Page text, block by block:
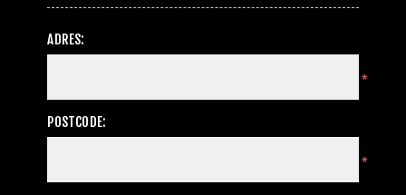
ADRES:
*
POSTCODE:
*